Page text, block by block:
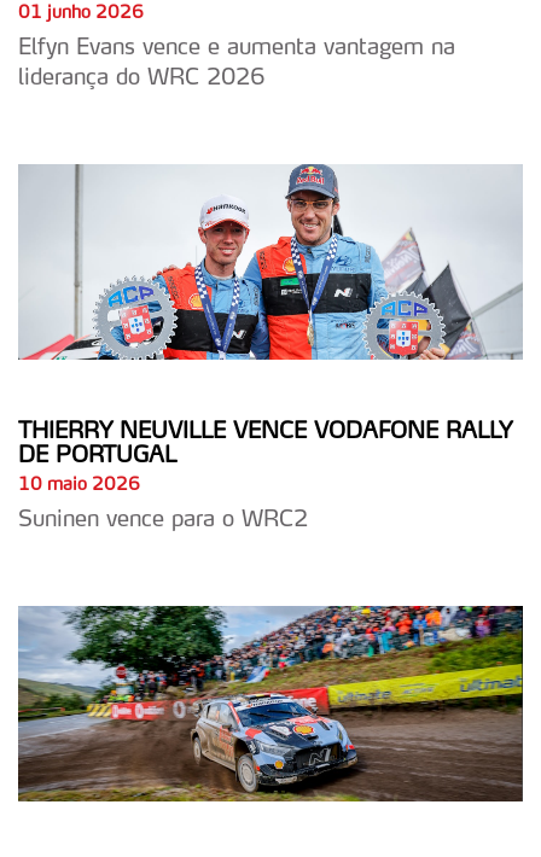
01 junho 2026
Elfyn Evans vence e aumenta vantagem na
liderança do WRC 2026
THIERRY NEUVILLE VENCE VODAFONE RALLY
DE PORTUGAL
10 maio 2026
Suninen vence para o WRC2